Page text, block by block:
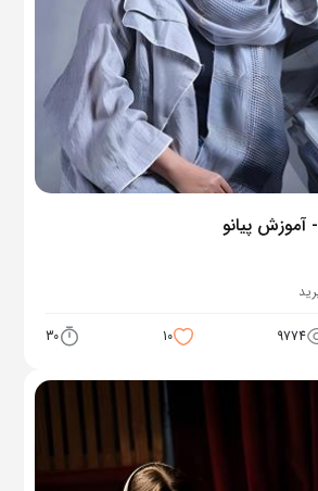
آموزش پیانو
9774
10
30